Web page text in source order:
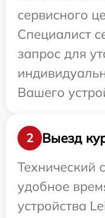
сервисного
Специалист
запрос для
Вашего
2
Выезд
Технический
удобное
устройства